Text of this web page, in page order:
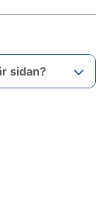
sidan?